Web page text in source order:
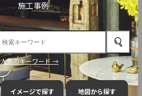
施工事例
人気のキーワード →
イメージで探す 地図から探す